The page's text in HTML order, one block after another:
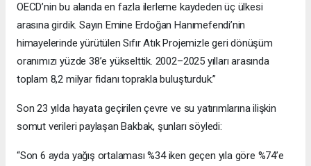
OECD’nin bu alanda en fazla ilerleme kaydeden üç ülkesi
arasına girdik. Sayın Emine Erdoğan Hanımefendi’nin
himayelerinde yürütülen Sıfır Atık Projemizle geri dönüşüm
oranımızı yüzde 38’e yükselttik. 2002–2025 yılları arasında
toplam 8,2 milyar fidanı toprakla buluşturduk.”
Son 23 yılda hayata geçirilen çevre ve su yatırımlarına ilişkin
somut verileri paylaşan Bakbak, şunları söyledi:
“Son 6 ayda yağış ortalaması %34 iken geçen yıla göre %74’e